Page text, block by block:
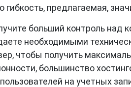
гибкость, предлагаемая,
больший контроль над
необходимыми
чтобы получить
большинство
на учетных